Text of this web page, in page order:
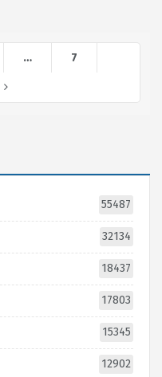
… 7
55487
32134
18437
17803
15345
12902